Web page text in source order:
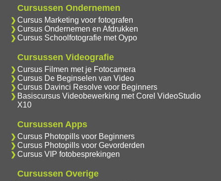
Cursussen Ondernemen
Cursus Marketing voor fotografen
Cursus Ondernemen en Afdrukken
Cursus Schoolfotografie met Oypo
Cursussen Videografie
Cursus Filmen met je Fotocamera
Cursus De Beginselen van Video
Cursus Davinci Resolve voor Beginners
Basiscursus Videobewerking met Corel VideoStudio
X10
Cursussen Apps
Cursus Photopills voor Beginners
Cursus Photopills voor Gevorderden
Cursus VIP fotobesprekingen
Cursussen Overige